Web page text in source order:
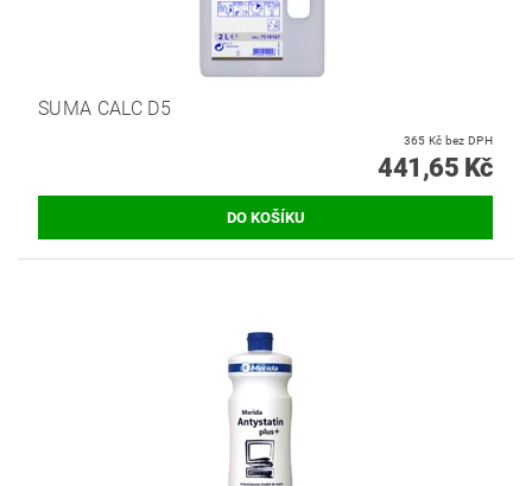
SUMA CALC D5
365 Kč bez DPH
441,65 Kč